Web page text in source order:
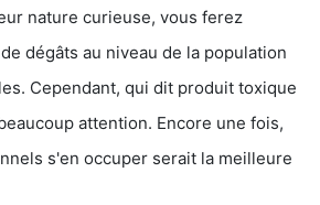
nature curieuse, vous ferez
dégâts au niveau de la population
Cependant, qui dit produit toxique
attention. Encore une fois,
s'en occuper serait la meilleure